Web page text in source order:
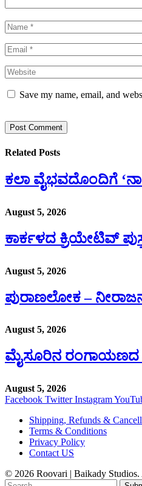
Save my name, email, and
Related Posts
ಕಲಾ ವೈಭವದೊಂದಿಗೆ
August 5, 2026
ಕಾರ್ಕಳದ ಕ್ರಿಯೇಟಿವ್
August 5, 2026
ಪುರಾಣಲೋಕ –
August 5, 2026
ಮೈಸೂರಿನ ರಂಗಾಯಣದ
August 5, 2026
Facebook Twitter Instagram
Shipping, Refunds &
Terms & Conditions
Privacy Policy
Contact US
© 2026 Roovari | Baikady Studios.